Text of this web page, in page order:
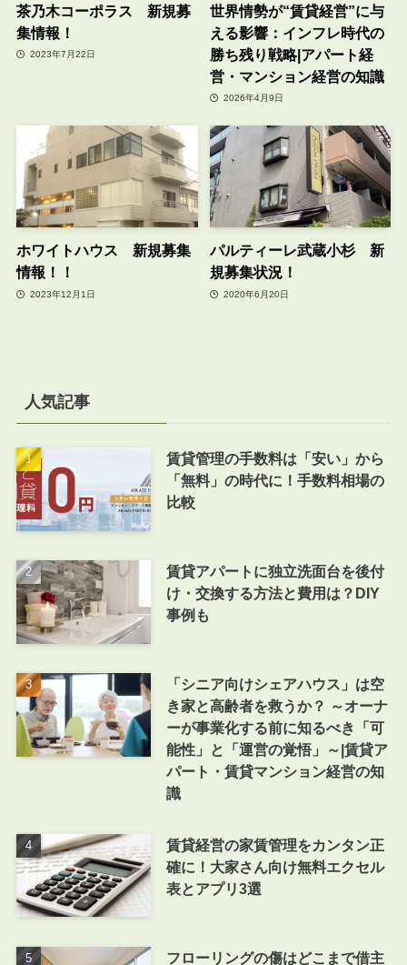
茶乃木コーポラス 新規募
集情報！
2023年7月22日
世界情勢が“賃貸経営”に与
える影響：インフレ時代の
勝ち残り戦略|アパート経
営・マンション経営の知識
2026年4月9日
ホワイトハウス 新規募集
情報！！
2023年12月1日
パルティーレ武蔵小杉 新
規募集状況！
2020年6月20日
人気記事
賃貸管理の手数料は「安い」から
「無料」の時代に！手数料相場の
比較
賃貸アパートに独立洗面台を後付
け・交換する方法と費用は？DIY
事例も
「シニア向けシェアハウス」は空
き家と高齢者を救うか？ ～オーナ
ーが事業化する前に知るべき「可
能性」と「運営の覚悟」～|賃貸ア
パート・賃貸マンション経営の知
識
賃貸経営の家賃管理をカンタン正
確に！大家さん向け無料エクセル
表とアプリ3選
フローリングの傷はどこまで借主